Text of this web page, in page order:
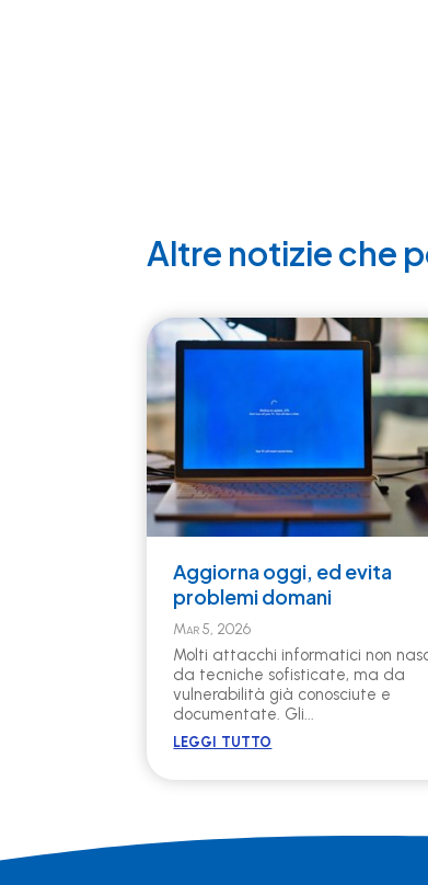
Altre notizie che
Aggiorna oggi, ed evita
problemi domani
Mar 5, 2026
Molti attacchi informatici non
da tecniche sofisticate, ma da
vulnerabilità già conosciute e
documentate. Gli...
leggi tutto